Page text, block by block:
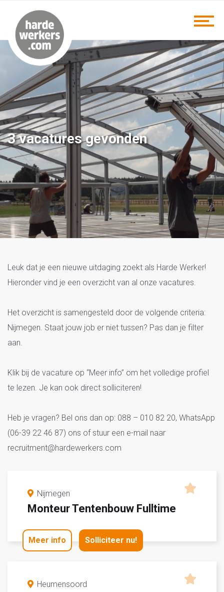
3 vacatures gevonden
Vacatures Nijmegen
Leuk dat je een nieuwe uitdaging zoekt als Harde Werker!
Hieronder vind je een overzicht van al onze vacatures.
Het overzicht is samengesteld door de volgende criteria:
Nijmegen. Staat jouw job er niet tussen? Pas dan je filter
aan.
Klik bij de vacature op “Meer info” om het volledige profiel
te lezen. Je kan ook direct solliciteren!
Heb je vragen? Bel ons dan op: 088 – 010 82 20, WhatsApp
(06-39 22 46 87) ons of stuur een e-mail naar
recruitment@hardewerkers.com
Nijmegen
Monteur Tentenbouw Fulltime
Meer info Solliciteer nu!
Heumensoord